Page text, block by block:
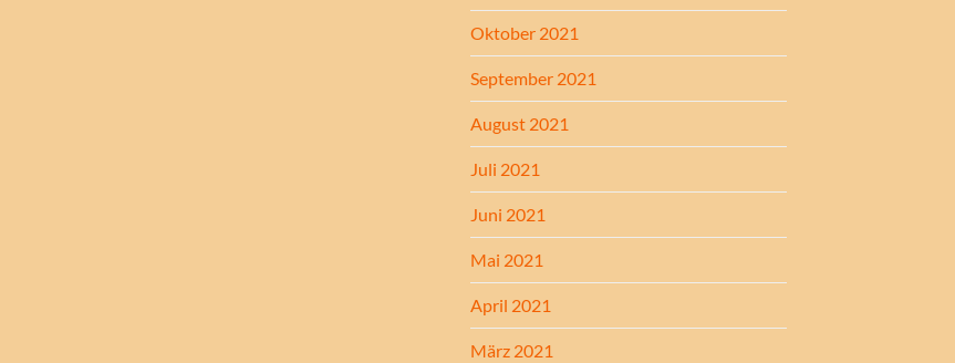
Oktober 2021
September 2021
August 2021
Juli 2021
Juni 2021
Mai 2021
April 2021
März 2021